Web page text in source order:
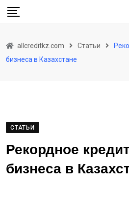
Skip
allcreditkz.com Статьи
бизнеса в Казахстане
СТАТЬИ
Рекордное
бизнеса в